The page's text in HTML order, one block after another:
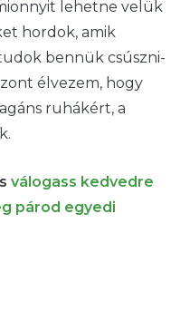
lehetne velük
hordok, amik
bennük csúszni-
élvezem, hogy
ruhákért, a
válogass kedvedre
párod egyedi